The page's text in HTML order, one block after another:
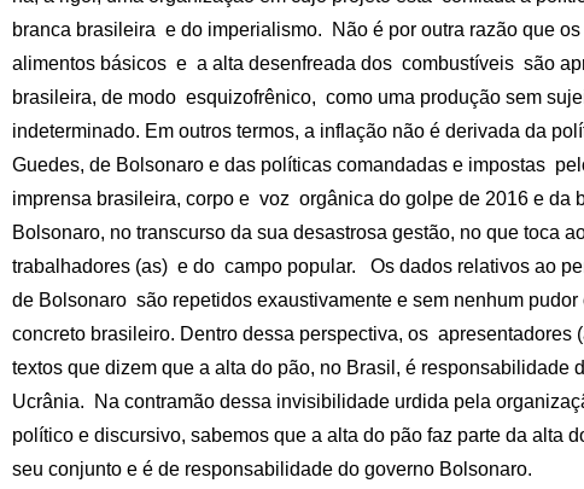
branca brasileira e do imperialismo. Não é por outra razão que
alimentos básicos e a alta desenfreada dos combustíveis são
brasileira, de modo esquizofrênico, como uma produção sem
indeterminado. Em outros termos, a inflação não é derivada da
Guedes, de Bolsonaro e das políticas comandadas e impostas
imprensa brasileira, corpo e voz orgânica do golpe de 2016 e da
Bolsonaro, no transcurso da sua desastrosa gestão, no que toca
trabalhadores (as) e do campo popular. Os dados relativos ao
de Bolsonaro são repetidos exaustivamente e sem nenhum
concreto brasileiro. Dentro dessa perspectiva, os apresentadores
textos que dizem que a alta do pão, no Brasil, é responsabilidade
Ucrânia. Na contramão dessa invisibilidade urdida pela
político e discursivo, sabemos que a alta do pão faz parte da alta
seu conjunto e é de responsabilidade do governo Bolsonaro.